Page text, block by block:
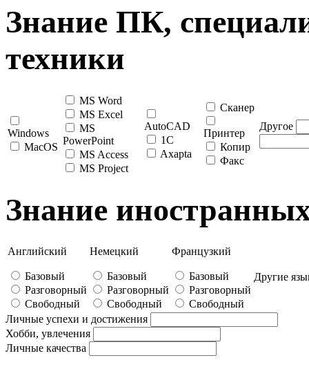
Знание ПК,
техники
Windows
MacOS
MS Word
MS Excel
MS
PowerPoint
MS Access
MS Project
AutoCAD
1C
Axapta
Сканер
Принтер
Копир
Факс
Другое
Знание
Английский
Базовый
Разговорный
Свободный
Немецкий
Базовый
Разговорный
Свободный
Французкий
Базовый
Разговорный
Свободный
Другие
Личные успехи и достижения
Хобби, увлечения
Личные качества